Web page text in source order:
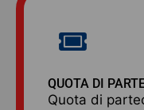
QUOTA DI
Quota di